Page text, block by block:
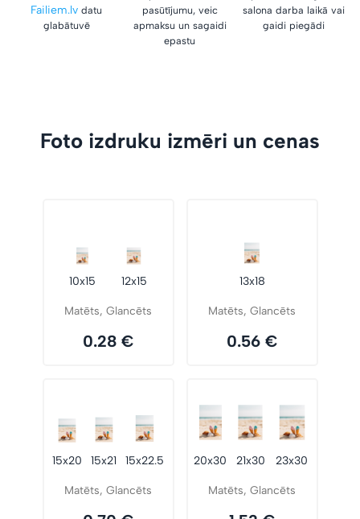
Failiem.lv datu
glabātuvē
pasūtījumu, veic
apmaksu un sagaidi
epastu
salona darba laikā vai
gaidi piegādi
Foto izdruku izmēri un cenas
10x15 12x15
Matēts, Glancēts
0.28 €
13x18
Matēts, Glancēts
0.56 €
15x20 15x21 15x22.5
Matēts, Glancēts
20x30 21x30 23x30
Matēts, Glancēts